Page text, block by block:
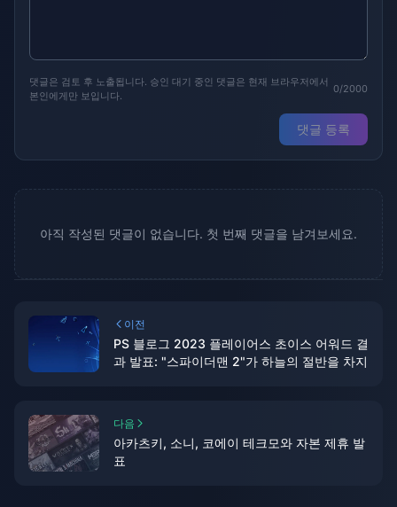
댓글은 검토 후 노출됩니다. 승인 대기 중인 댓글은 현재 브라우저에서
본인에게만 보입니다.
0/2000
댓글 등록
아직 작성된 댓글이 없습니다. 첫 번째 댓글을 남겨보세요.
이전
PS 블로그 2023 플레이어스 초이스 어워드 결
과 발표: "스파이더맨 2"가 하늘의 절반을 차지
다음
아카츠키, 소니, 코에이 테크모와 자본 제휴 발
표